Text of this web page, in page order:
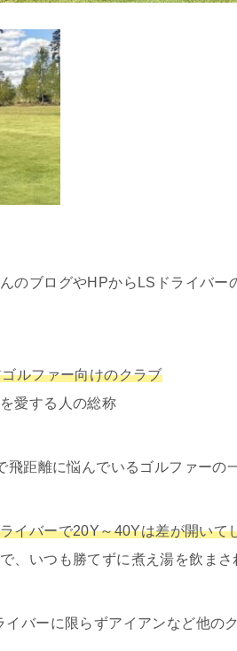
のブログやHPからLSドライバ
ルファー向けのクラブ
愛する人の総称
距離に悩んでいるゴルファーの
イバーで20Y～40Yは差が開いて
、いつも勝てずに煮え湯を飲まさ
イバーに限らずアイアンなど他の